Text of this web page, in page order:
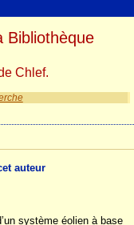
auteur
système éolien à base
Bibliothèque
Chlef.